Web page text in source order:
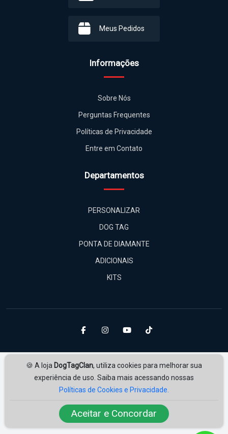
🍪 A loja DogTagClan, utiliza cookies para melhorar sua
experiência de uso. Saiba mais acessando nossas
Políticas de Cookies e Privacidade.
Aceitar e Concordar
Meus Pedidos
Informações
Sobre Nós
Perguntas Frequentes
Políticas de Privacidade
Entre em Contato
Departamentos
PERSONALIZAR
DOG TAG
PONTA DE DIAMANTE
ADICIONAIS
KITS
Desenvolvido porAmplie Soluções
ampliesolucoes.com.br
© 2026 | Todos os direitos reservados.